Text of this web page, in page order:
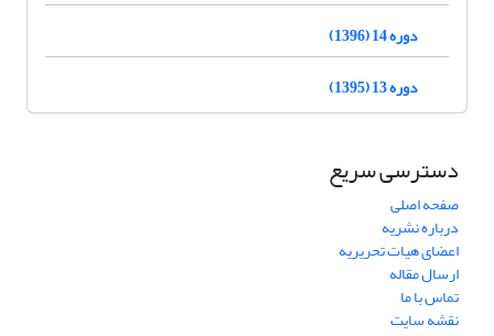
دوره 14 (1396)
دوره 13 (1395)
دسترسی سریع
صفحه اصلی
درباره نشریه
اعضای هیات تحریریه
ارسال مقاله
تماس با ما
نقشه سایت